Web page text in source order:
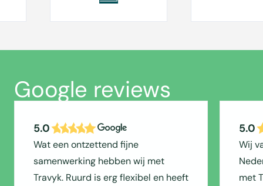
Google reviews
5.0
Wat een ontzettend fijne
samenwerking hebben wij met
Travyk. Ruurd is erg flexibel en heeft
5.0
Wij
met